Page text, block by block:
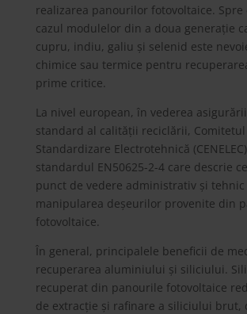
realizarea panourilor fotovoltaice. Spre
cazul modulelor din a doua generație
cupru, indiu, galiu și selenid este
chimice sau termice pentru
prime critice.
La nivel european, în vederea
standard al calității reciclării, Comitetul
Standardizare Electrotehnică
standardul EN50625-2-4 care descrie
punct de vedere administrativ și tehnic
manipularea deșeurilor provenite din
fotovoltaice.
În general, principalele beneficii de
recuperarea aluminiului și siliciului.
recuperat din panourile fotovoltaice
de extracție și rafinare a siliciului brut,